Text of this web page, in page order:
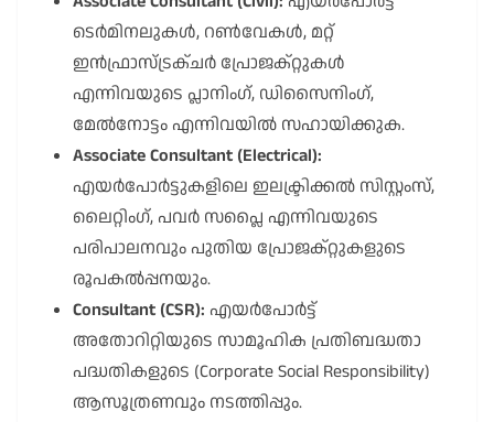
ടെർമിനലുകൾ, റൺവേകൾ, മറ്റ്
ഇൻഫ്രാസ്ട്രക്ചർ പ്രോജക്റ്റുകൾ
എന്നിവയുടെ പ്ലാനിംഗ്, ഡിസൈനിംഗ്,
മേൽനോട്ടം എന്നിവയിൽ സഹായിക്കുക.
Associate Consultant (Electrical):
എയർപോർട്ടുകളിലെ ഇലക്ട്രിക്കൽ സിസ്റ്റംസ്,
ലൈറ്റിംഗ്, പവർ സപ്ലൈ എന്നിവയുടെ
പരിപാലനവും പുതിയ പ്രോജക്റ്റുകളുടെ
രൂപകൽപ്പനയും.
Consultant (CSR): എയർപോർട്ട്
അതോറിറ്റിയുടെ സാമൂഹിക പ്രതിബദ്ധതാ
പദ്ധതികളുടെ (Corporate Social Responsibility)
ആസൂത്രണവും നടത്തിപ്പും.